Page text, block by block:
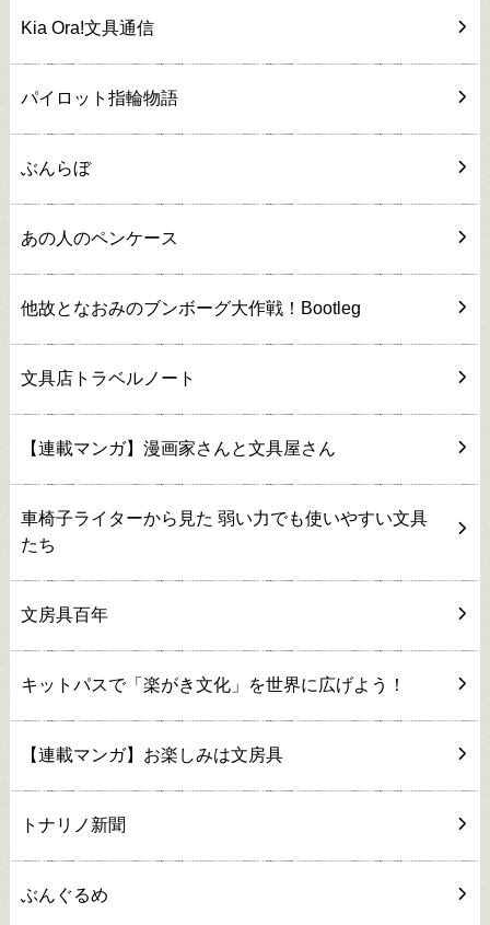
Kia Ora!文具通信
パイロット指輪物語
ぶんらぼ
あの人のペンケース
他故となおみのブンボーグ大作戦！Bootleg
文具店トラベルノート
【連載マンガ】漫画家さんと文具屋さん
車椅子ライターから見た 弱い力でも使いやすい文具
たち
文房具百年
キットパスで「楽がき文化」を世界に広げよう！
【連載マンガ】お楽しみは文房具
トナリノ新聞
ぶんぐるめ